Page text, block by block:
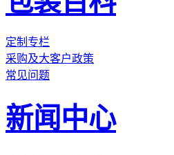
定制专栏
采购及大客户政策
常见问题
新闻中心